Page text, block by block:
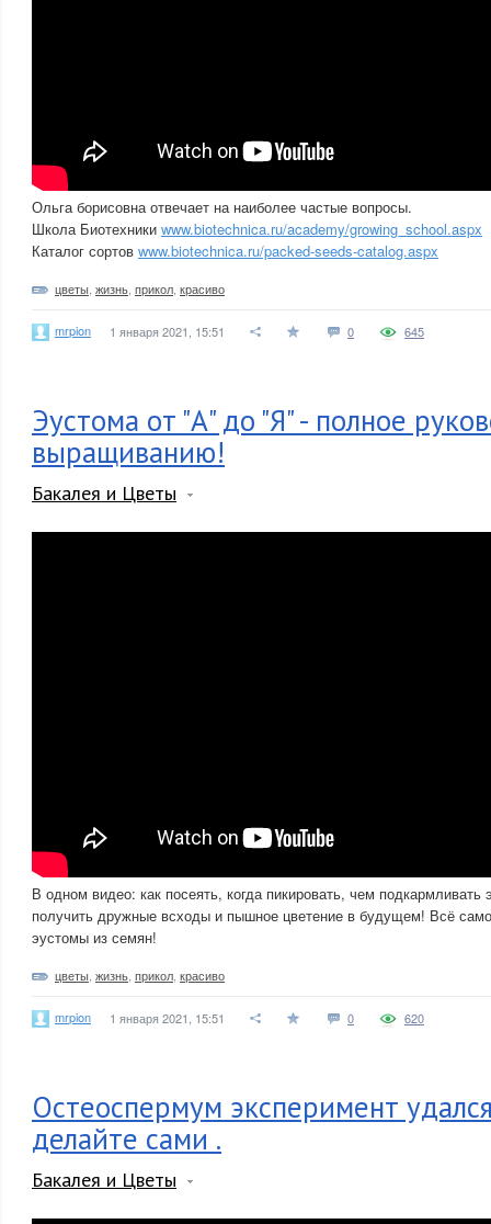
Ольга борисовна отвечает на наиболее частые вопросы.
Школа Биотехники www.biotechnica.ru/academy/growing_school.aspx
Каталог сортов www.biotechnica.ru/packed-seeds-catalog.aspx
цветы жизнь прикол красиво
mrpion 1 января 2021, 15:51 0 645
Эустома от "А" до "Я" - полное
выращиванию!
Бакалея и Цветы
В одном видео: как посеять, когда пикировать, чем подкармливать
получить дружные всходы и пышное цветение в будущем! Всё
эустомы из семян!
цветы жизнь прикол красиво
mrpion 1 января 2021, 15:51 0 620
Остеоспермум эксперимент
делайте сами .
Бакалея и Цветы